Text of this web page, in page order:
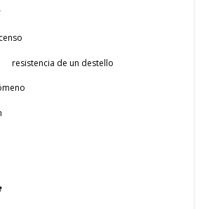
resistencia de un destello